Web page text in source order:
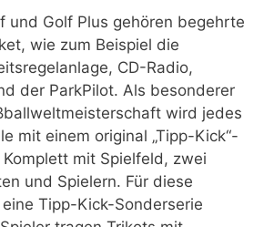
und Golf Plus gehören begehrte
wie zum Beispiel die
CD-Radio,
der ParkPilot. Als besonderer
wird jedes
mit einem original „Tipp-Kick“-
mit Spielfeld, zwei
und Spielern. Für diese
Tipp-Kick-Sonderserie